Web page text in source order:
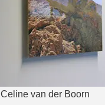
Celine van der Boorn